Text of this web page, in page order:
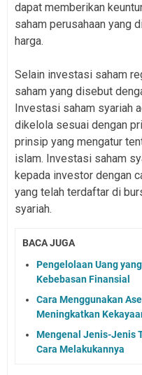
dapat memberikan
saham perusahaan yang
harga.
Selain investasi saham
saham yang disebut
Investasi saham syariah
dikelola sesuai dengan
prinsip yang mengatur
islam. Investasi saham
kepada investor dengan
yang telah terdaftar di
syariah.
BACA JUGA
Pengelolaan Uang
Kebebasan Finansial
Cara Menggunakan
Meningkatkan
Mengenal Jenis-Jenis
Cara Melakukannya